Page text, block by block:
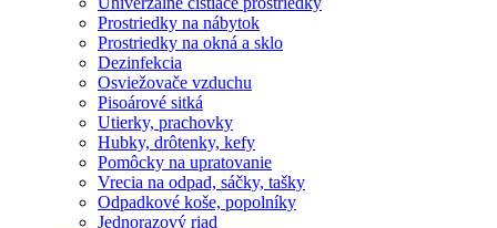
Prostriedky na nábytok
Prostriedky na okná a sklo
Dezinfekcia
Osviežovače vzduchu
Pisoárové sitká
Utierky, prachovky
Hubky, drôtenky, kefy
Pomôcky na upratovanie
Vrecia na odpad, sáčky, tašky
Odpadkové koše, popolníky
Jednorazový riad